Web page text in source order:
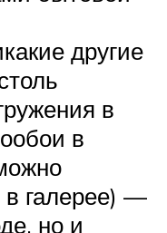
другие
в
в
в галерее) —
но и